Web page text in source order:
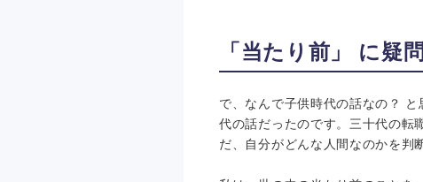
「当たり前」 に疑
で、なんで子供時代の話なの？
代の話だったのです。三十代の転
だ、自分がどんな人間なのかを判